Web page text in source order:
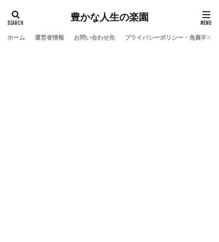
豊かな人生の楽園
ホーム 運営者情報 お問い合わせ先 プライバシーポリシー・免責事項